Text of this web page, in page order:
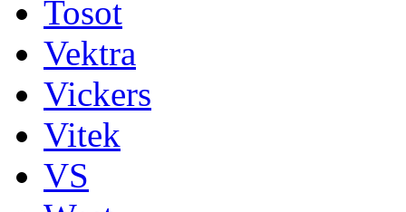
Tosot
Vektra
Vickers
Vitek
VS